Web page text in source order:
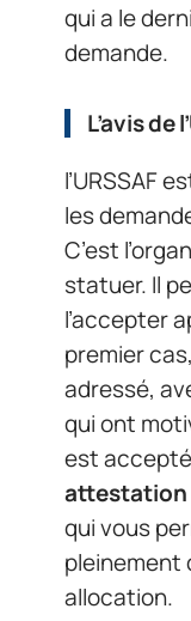
qui a le
demande.
L’avis de
l’URSSAF
les
C’est
statuer. Il
l’accepter
premier
adressé,
qui ont
est
attestation
qui vous
pleinement
allocation.